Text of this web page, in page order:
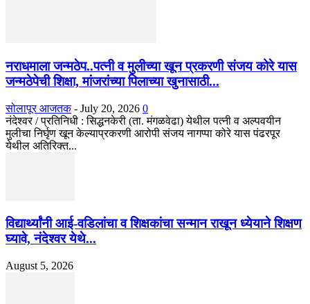
नराधमाला जन्मठेप..पत्नी व मुलीच्या खून प्रकरणी संजय कोरे यास
जन्मठेपेची शिक्षा, मांजरांच्या पिलाच्या खुनासाठी...
सोलापूर आजतक - July 20, 2026 0
नंदेश्वर / प्रतिनिधी : सिद्धनकेरी (ता. मंगळवेढा) येथील पत्नी व अल्पवयीन
मुलीचा निर्घृण खून केल्याप्रकरणी आरोपी संजय नागप्पा कोरे यास पंढरपूर
येथील अतिरिक्त...
विद्यार्थ्यांनी आई-वडिलांचा व शिक्षकांचा सन्मान राखून ध्येयाने शिक्षण
घ्यावे, नंदेश्वर येथे...
August 5, 2026